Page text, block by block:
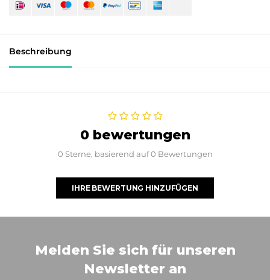
Beschreibung
0 bewertungen
0 Sterne, basierend auf 0 Bewertungen
IHRE BEWERTUNG HINZUFÜGEN
Melden Sie sich für unseren
Newsletter an